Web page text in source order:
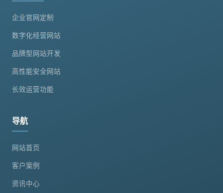
企业官网定制
数字化经营网站
品牌型网站开发
高性能安全网站
长效运营功能
导航
网站首页
客户案例
资讯中心